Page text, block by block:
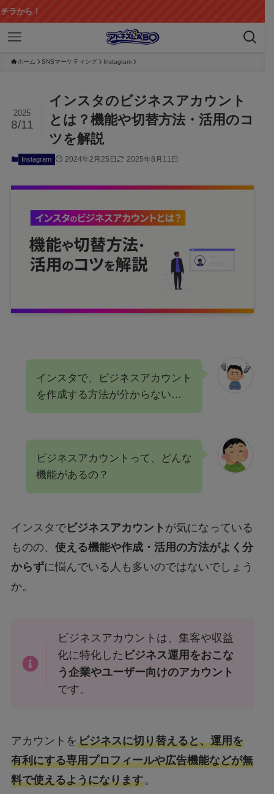
ホーム SNSマーケティング Instagram
インスタのビジネスアカウント
とは？機能や切替方法・活用のコ
ツを解説
2025
8/11
Instagram 2024年2月25日 2025年8月11日
インスタで、ビジネスアカウント
を作成する方法が分からない…
ビジネスアカウントって、どんな
機能があるの？
インスタでビジネスアカウント が気になっている
ものの、 使える機能や作成・活用の方法がよく分
からずに悩んでいる人も多いのではないでしょう
か。
ビジネスアカウントは、集客や収益
化に特化した ビジネス運用をおこな
う企業やユーザー向けのアカウント
です。
アカウントをビジネスに切り替えると、運用を
有利にする専用プロフィールや広告機能などが無
料で使えるようになります。